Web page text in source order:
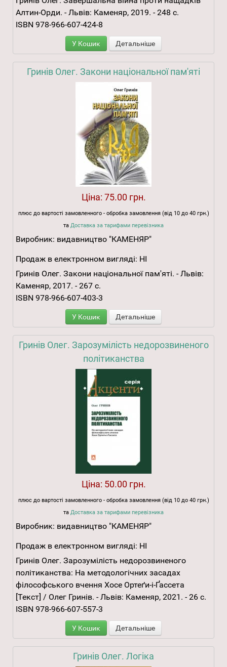
Алтин-Орди. - Львів: Каменяр, 2019. - 248 с.
ISBN 978-966-607-424-8
У Кошик Детальніше
Гринів Олег. Закони національної пам'яті
Ціна: 75.00 грн.
плюс до вартості замовленного - обробка замовлення (від 10 до 40 грн.)
та Доставка за тарифами перевізника
Виробник: видавництво "КАМЕНЯР"
Продаж в електронном вигляді: НІ
Гринів Олег. Закони національної пам'яті. - Львів:
Каменяр, 2017. - 267 с.
ISBN 978-966-607-403-3
У Кошик Детальніше
Гринів Олег. Зарозумілість недорозвиненого
політиканства
Ціна: 50.00 грн.
плюс до вартості замовленного - обробка замовлення (від 10 до 40 грн.)
та Доставка за тарифами перевізника
Виробник: видавництво "КАМЕНЯР"
Продаж в електронном вигляді: НІ
Гринів Олег. Зарозумілість недорозвиненого
політиканства: На методологічних засадах
філософського вчення Хосе Ортеґи-і-Ґассета
[Текст] / Олег Гринів. - Львів: Каменяр, 2021. - 26 с.
ISBN 978-966-607-557-3
У Кошик Детальніше
Гринів Олег. Логіка